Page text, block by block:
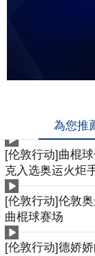
為您推
[伦敦行动]曲棍
克入选奥运火炬
[伦敦行动]伦敦
曲棍球赛场
[伦敦行动]德娇